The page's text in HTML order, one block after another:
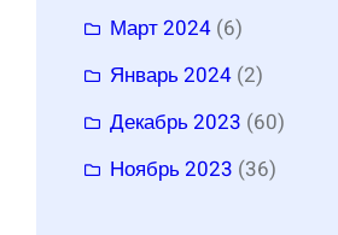
Март 2024 (6)
Январь 2024 (2)
Декабрь 2023 (60)
Ноябрь 2023 (36)